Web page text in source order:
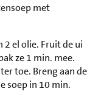
met
2 el olie. Fruit de ui
ze 1 min. mee.
toe. Breng aan de
soep in 10 min.